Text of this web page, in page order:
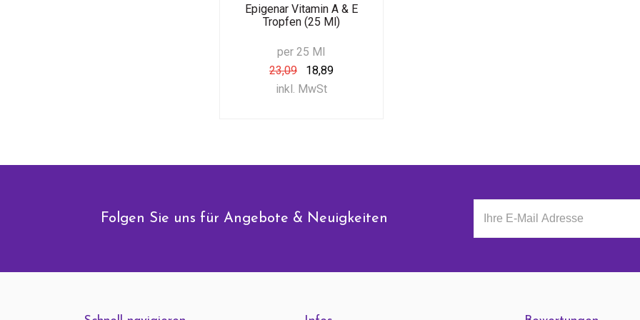
Epigenar Vitamin A & E
Tropfen (25 Ml)
per 25 Ml
23,09
18,89
inkl. MwSt
Folgen Sie uns für Angebote & Neuigkeiten